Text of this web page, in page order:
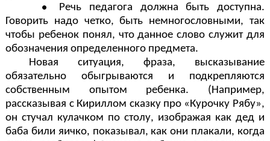
Речь педагога должна быть доступна.
Говорить надо четко, быть немногословными, так
чтобы ребенок понял, что данное слово служит для
обозначения определенного предмета.
Новая ситуация, фраза, высказывание
обязательно обыгрываются и подкрепляются
собственным опытом ребенка. (Например,
рассказывая с Кириллом сказку про «Курочку Рябу»,
он стучал кулачком по столу, изображая как дед и
баба били яичко, показывал, как они плакали, когда